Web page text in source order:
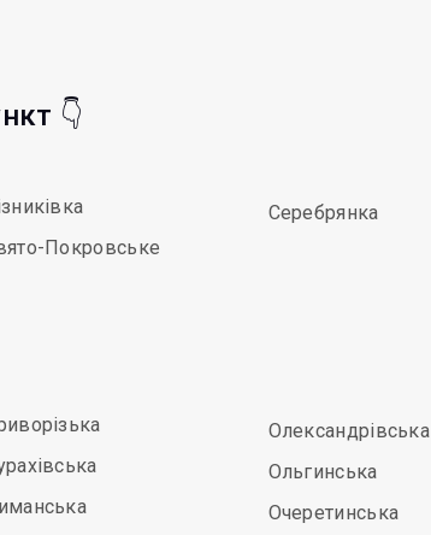
👇
Покровське
Серебрянка
Олександрівська
Ольгинська
Очеретинська